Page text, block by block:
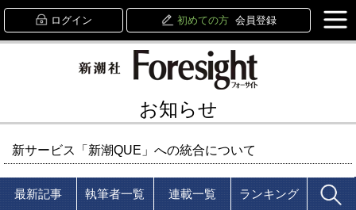
ログイン 初めての方 会員登録
お知らせ
新サービス「新潮QUE」への統合について
最新記事 執筆者一覧 連載一覧 ランキング